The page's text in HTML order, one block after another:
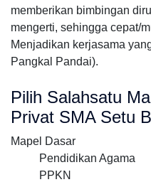
memberikan bimbingan
mengerti, sehingga cepat/
Menjadikan kerjasama
Pangkal Pandai).
Pilih Salahsatu
Privat SMA Setu
Mapel Dasar
Pendidikan Agama
PPKN